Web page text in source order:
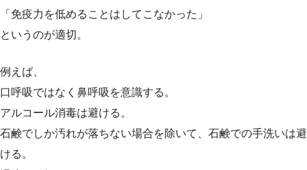
「免疫力を低めることはしてこなかった」
というのが適切。
例えば、
口呼吸ではなく鼻呼吸を意識する。
アルコール消毒は避ける。
石鹸でしか汚れが落ちない場合を除いて、石鹸での手洗いは避
ける。